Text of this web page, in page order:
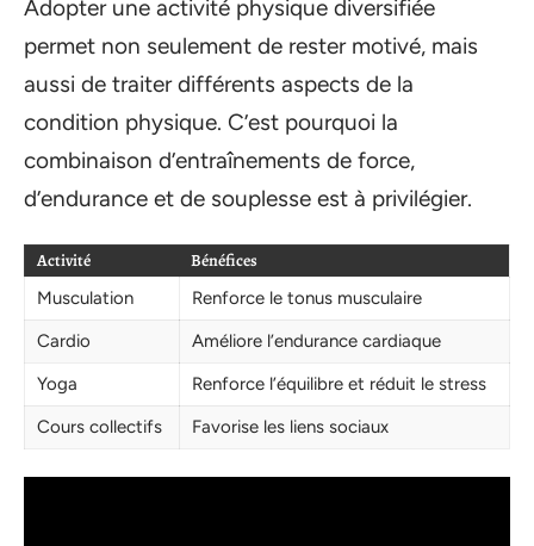
Adopter une activité physique diversifiée
permet non seulement de rester motivé, mais
aussi de traiter différents aspects de la
condition physique. C’est pourquoi la
combinaison d’entraînements de force,
d’endurance et de souplesse est à privilégier.
Activité Bénéfices
Musculation
Renforce le tonus musculaire
Cardio
Améliore l’endurance cardiaque
Yoga
Renforce l’équilibre et réduit le stress
Cours collectifs
Favorise les liens sociaux